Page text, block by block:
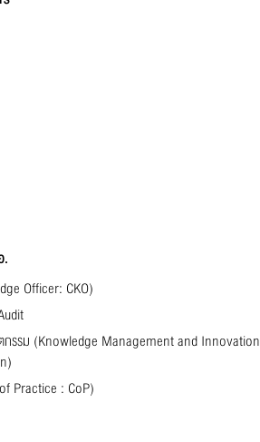
.
Officer: CKO)
กรรม (Knowledge Management and Innovation
Practice : CoP)